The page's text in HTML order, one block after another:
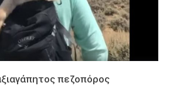
πεζοπόρος